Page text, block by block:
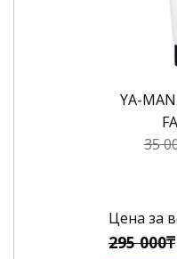
YA-
35
Цена за
295 000₸